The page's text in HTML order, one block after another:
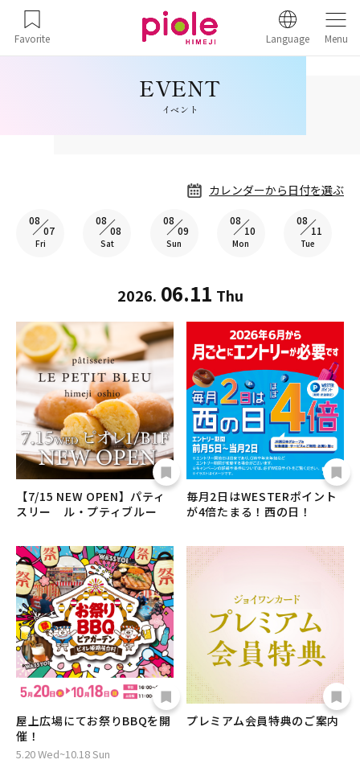
Favorite Language Menu
イベント
カレンダーから日付を選ぶ
08
07
Fri
08
08
Sat
08
09
Sun
08
10
Mon
08
11
Tue
2026. 06.11 Thu
【7/15 NEW OPEN】パティ
スリー ル・プティブルー
毎月2日はWESTERポイント
が4倍たまる！西の日！
屋上広場にてお祭りBBQを開
催！
5.20 Wed~10.18 Sun
プレミアム会員特典のご案内